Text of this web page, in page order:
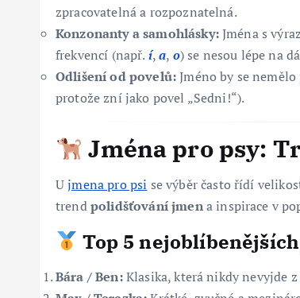
zpracovatelná a rozpoznatelná.
Konzonanty a samohlásky:Jména s
frekvencí (např.í,a, o) se nesou lépe na
Odlišení od povelů:Jméno by se
protože zní jako povel „Sedni!“).
Jména pro psy:
Ujmena pro psi se výběr často řídí
trendpolidšťování jmena inspirace v
Top 5
Bára / Ben:Klasika, která nikdy nevyjde